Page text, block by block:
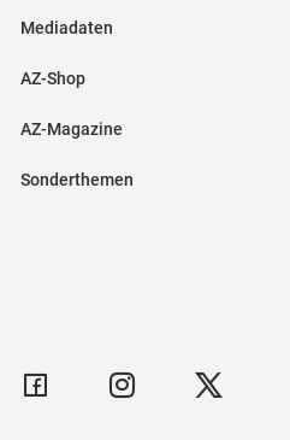
Mediadaten
AZ-Shop
AZ-Magazine
Sonderthemen